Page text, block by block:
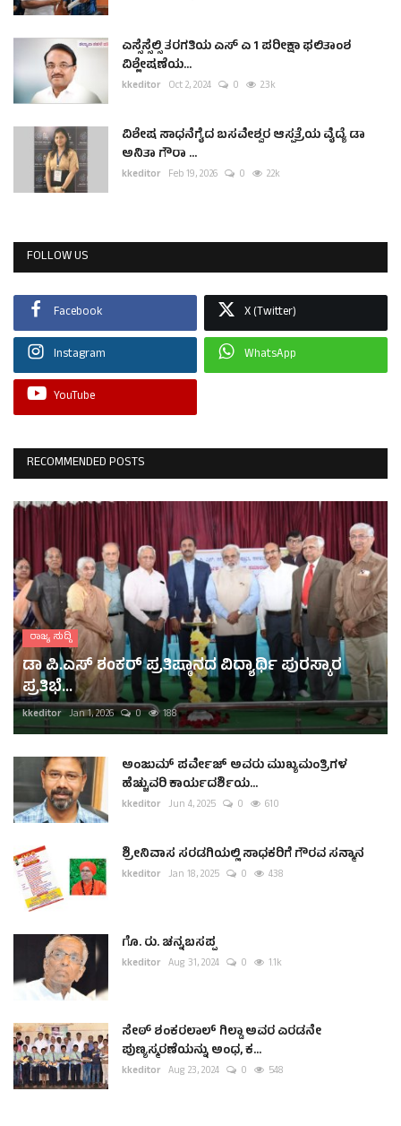
ಎಸ್ಸೆಸ್ಸೆಲ್ಸಿ ತರಗತಿಯ ಎಸ್ ಎ 1 ಪರೀಕ್ಷಾ ಫಲಿತಾಂಶ
ವಿಶ್ಲೇಷಣೆಯ...
kkeditor Oct 2, 2024 0 2.3k
ವಿಶೇಷ ಸಾಧನೆಗೈದ ಬಸವೇಶ್ವರ ಆಸ್ಪತ್ರೆಯ ವೈದ್ಯೆ ಡಾ
ಅನಿತಾ ಗೌರಾ ...
kkeditor Feb 19, 2026 0 2.2k
FOLLOW US
Facebook X (Twitter)
Instagram WhatsApp
YouTube
RECOMMENDED POSTS
ರಾಜ್ಯ ಸುದ್ದಿ
ಡಾ ಪಿ.ಎಸ್ ಶಂಕರ್ ಪ್ರತಿಷ್ಠಾನದ ವಿದ್ಯಾರ್ಥಿ ಪುರಸ್ಕಾರ
ಪ್ರತಿಭೆ...
kkeditor Jan 1, 2026 0 188
ಅಂಜುಮ್ ಪರ್ವೇಜ್ ಅವರು ಮುಖ್ಯಮಂತ್ರಿಗಳ
ಹೆಚ್ಚುವರಿ ಕಾರ್ಯದರ್ಶಿಯ...
kkeditor Jun 4, 2025 0 610
ಶ್ರೀನಿವಾಸ ಸರಡಗಿಯಲ್ಲಿ ಸಾಧಕರಿಗೆ ಗೌರವ ಸನ್ಮಾನ
kkeditor Jan 18, 2025 0 438
ಗೊ. ರು. ಚನ್ನಬಸಪ್ಪ
kkeditor Aug 31, 2024 0 1.1k
ಸೇಠ್ ಶಂಕರಲಾಲ್ ಗಿಲ್ಡಾ ಅವರ ಎರಡನೇ
ಪುಣ್ಯಸ್ಮರಣೆಯನ್ನು ಅಂಧ, ಕ...
kkeditor Aug 23, 2024 0 548